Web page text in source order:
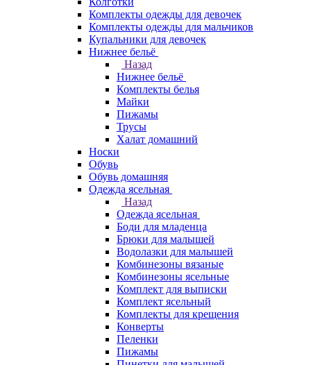
Комплекты одежды для девочек
Комплекты одежды для мальчиков
Купальники для девочек
Нижнее бельё
Назад
Нижнее бельё
Комплекты белья
Майки
Пижамы
Трусы
Халат домашний
Носки
Обувь
Обувь домашняя
Одежда ясельная
Назад
Одежда ясельная
Боди для младенца
Брюки для малышей
Водолазки для малышей
Комбинезоны вязаные
Комбинезоны ясельные
Комплект для выписки
Комплект ясельный
Комплекты для крещения
Конверты
Пеленки
Пижамы